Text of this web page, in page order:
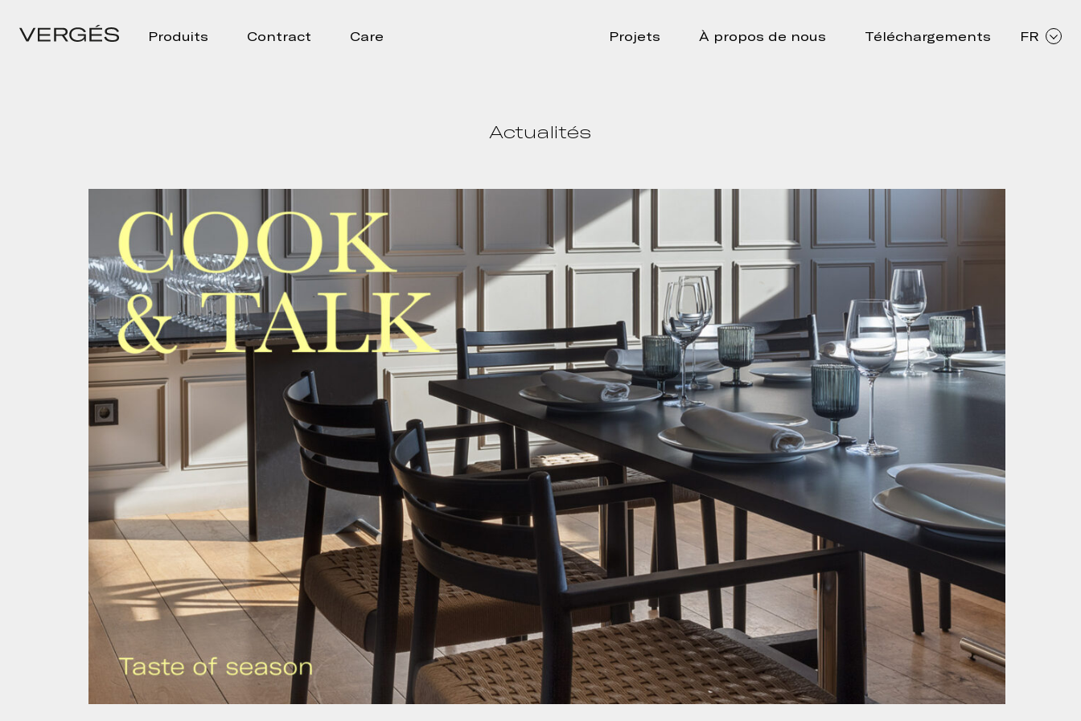
Produits Contract Care Projets À propos de nous Téléchargements FR
Actualités